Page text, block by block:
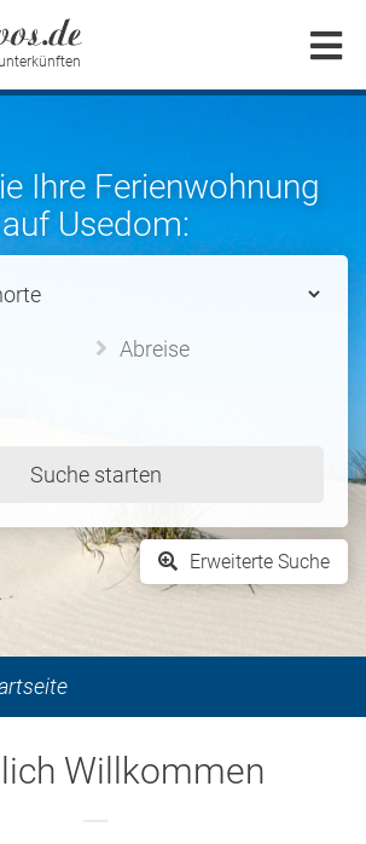
Ihre Ferienwohnung
auf Usedom:
Erweiterte Suche
Willkommen